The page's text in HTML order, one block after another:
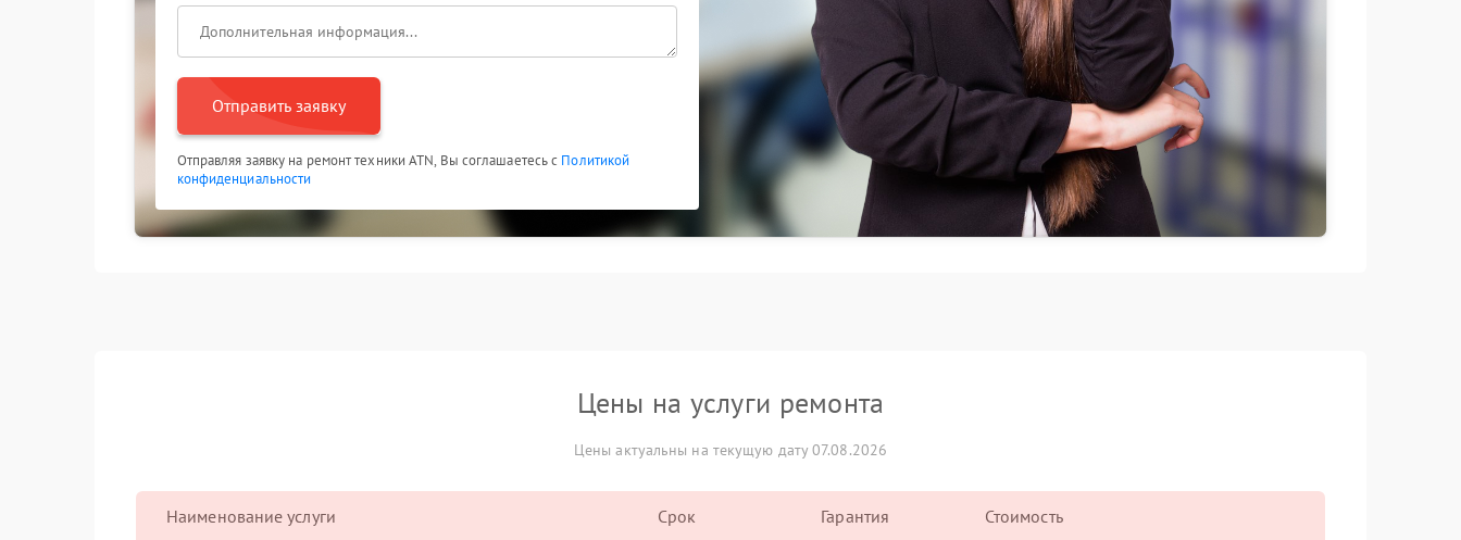
Отправить заявку
Отправляя заявку на ремонт техники ATN, Вы соглашаетесь с Политикой
конфиденциальности
Цены на услуги ремонта
Цены актуальны на текущую дату 07.08.2026
Наименование услуги Срок Гарантия Стоимость